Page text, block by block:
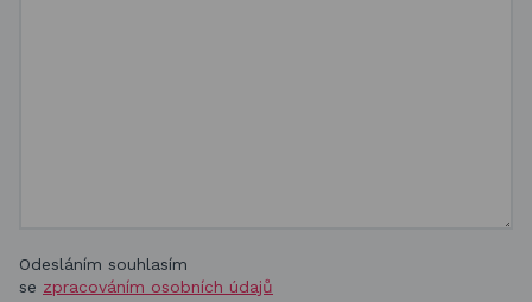
Odesláním souhlasím
se zpracováním osobních údajů